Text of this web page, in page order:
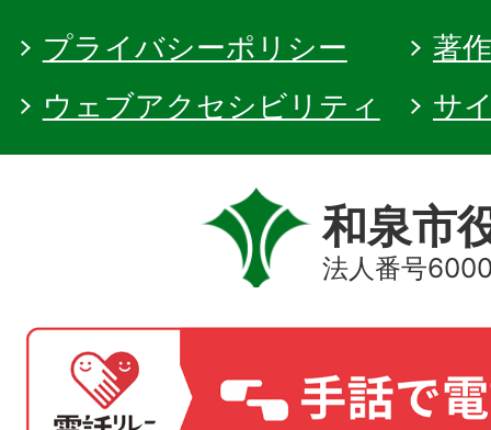
プライバシーポリシー
著
ウェブアクセシビリティ
サ
和泉市
法人番号